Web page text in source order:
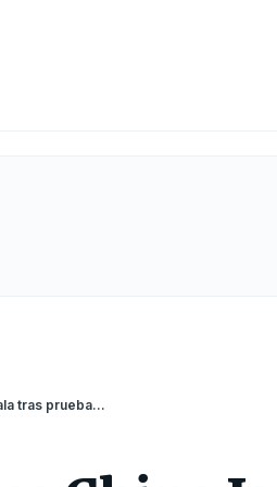
Tensión geopolítica China Japón escala tras prueba de misil nuclear